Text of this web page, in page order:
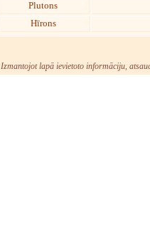
Plutons
Hīrons
Izmantojot lapā ievietoto informāciju,